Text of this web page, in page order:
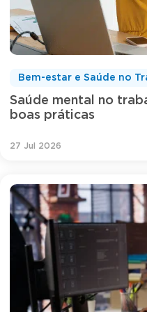
Saúde mental no
boas práticas
Bem-estar e Saúde no
27 Jul 2026